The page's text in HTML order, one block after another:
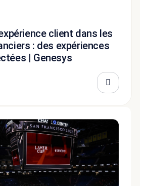
client dans les
: des expériences
| Genesys